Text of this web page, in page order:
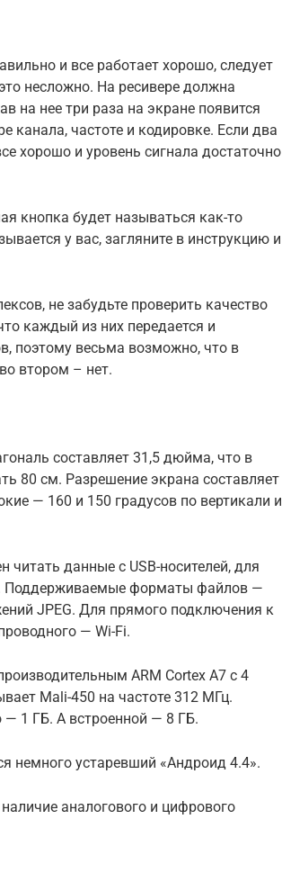
и все работает хорошо, следует
несложно. На ресивере должна
на нее три раза на экране появится
канала, частоте и кодировке. Если два
хорошо и уровень сигнала достаточно
кнопка будет называться как-то
у вас, загляните в инструкцию и
не забудьте проверить качество
каждый из них передается и
поэтому весьма возможно, что в
втором – нет.
составляет 31,5 дюйма, что в
80 см. Разрешение экрана составляет
— 160 и 150 градусов по вертикали и
читать данные с USB-носителей, для
Поддерживаемые форматы файлов —
JPEG. Для прямого подключения к
— Wi-Fi.
ARM Cortex A7 с 4
Mali-450 на частоте 312 МГц.
— 1 ГБ. А встроенной — 8 ГБ.
немного устаревший «Андроид 4.4».
аналогового и цифрового